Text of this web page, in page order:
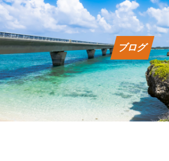
レンタカー料金
よくある質問
ブログ